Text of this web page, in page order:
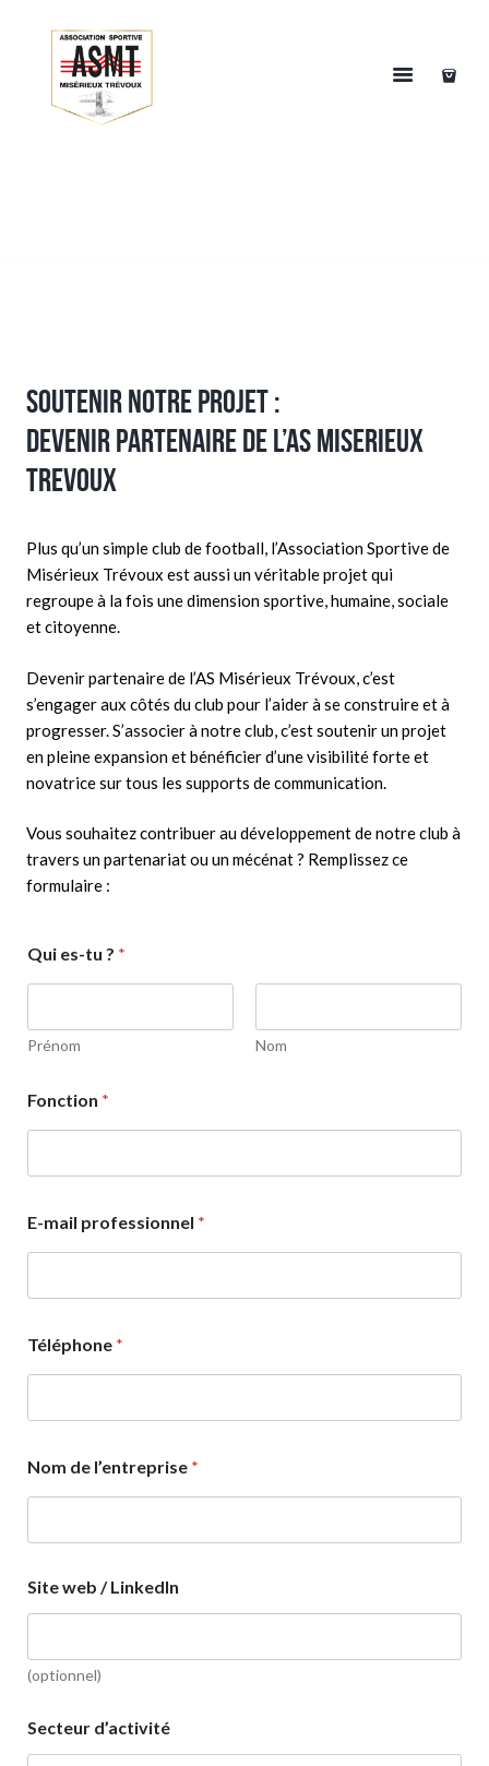
SOUTENIR NOTRE PROJET :
DEVENIR PARTENAIRE DE L’AS MISERIEUX
TREVOUX
Plus qu’un simple club de football, l’Association Sportive de
Misérieux Trévoux est aussi un véritable projet qui
regroupe à la fois une dimension sportive, humaine, sociale
et citoyenne.
Devenir partenaire de l’AS Misérieux Trévoux, c’est
s’engager aux côtés du club pour l’aider à se construire et à
progresser. S’associer à notre club, c’est soutenir un projet
en pleine expansion et bénéficier d’une visibilité forte et
novatrice sur tous les supports de communication.
Vous souhaitez contribuer au développement de notre club à
travers un partenariat ou un mécénat ? Remplissez ce
formulaire :
Qui es-tu ? *
Prénom Nom
Fonction *
E-mail professionnel *
Téléphone *
Nom de l’entreprise *
Site web / LinkedIn
(optionnel)
Secteur d’activité